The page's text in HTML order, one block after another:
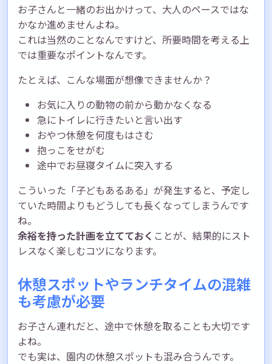
お子さんと一緒のお出かけって、大人のペースではな
かなか進めませんよね。
これは当然のことなんですけど、所要時間を考える上
では重要なポイントなんです。
たとえば、こんな場面が想像できませんか？
お気に入りの動物の前から動かなくなる
急にトイレに行きたいと言い出す
おやつ休憩を何度もはさむ
抱っこをせがむ
途中でお昼寝タイムに突入する
こういった「子どもあるある」が発生すると、予定し
ていた時間よりもどうしても長くなってしまうんです
ね。
余裕を持った計画を立てておく ことが、結果的にスト
レスなく楽しむコツになります。
休憩スポットやランチタイムの混雑
も考慮が必要
お子さん連れだと、途中で休憩を取ることも大切です
よね。
でも実は、園内の休憩スポットも混み合うんです。